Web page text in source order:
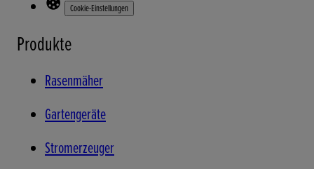
Cookie-Einstellungen
Produkte
Rasenmäher
Gartengeräte
Stromerzeuger